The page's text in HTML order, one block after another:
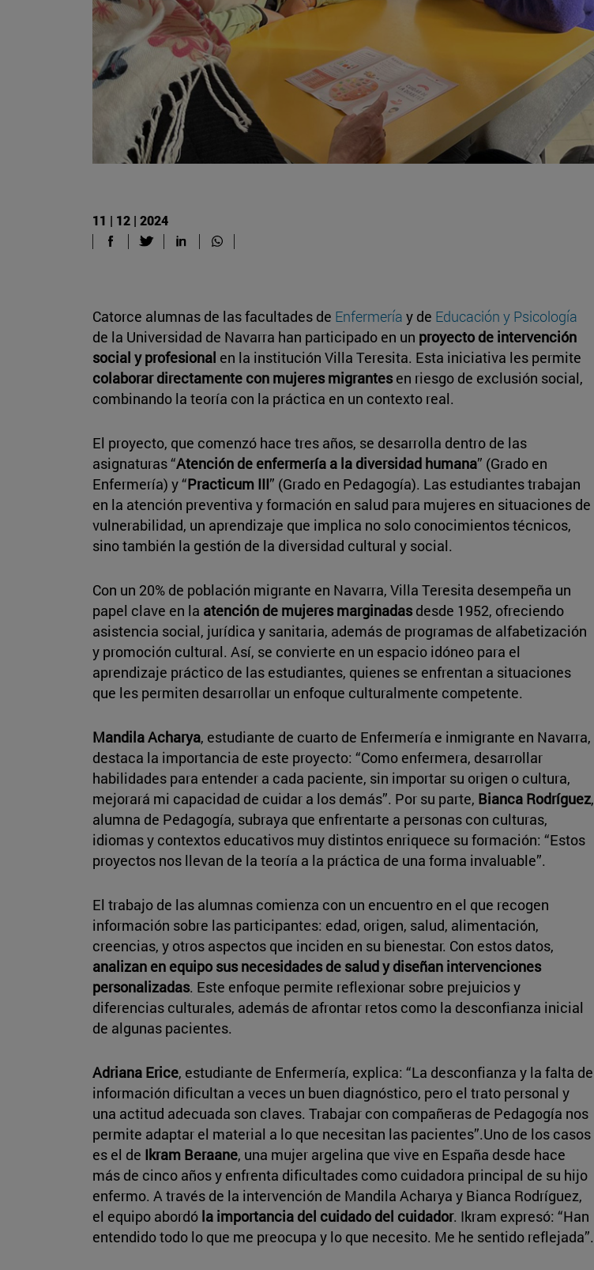
11 | 12 | 2024
Catorce alumnas de las facultades de Enfermería y de Educación y Psicología
de la Universidad de Navarra han participado en un proyecto de intervención
social y profesional en la institución Villa Teresita. Esta iniciativa les permite
colaborar directamente con mujeres migrantesen riesgo de exclusión social,
combinando la teoría con la práctica en un contexto real.
El proyecto, que comenzó hace tres años, se desarrolla dentro de las
asignaturas “Atención de enfermería a la diversidad humana” (Grado en
Enfermería) y “Practicum III” (Grado en Pedagogía). Las estudiantes trabajan
en la atención preventiva y formación en salud para mujeres en situaciones de
vulnerabilidad, un aprendizaje que implica no solo conocimientos técnicos,
sino también la gestión de la diversidad cultural y social.
Con un 20% de población migrante en Navarra, Villa Teresita desempeña un
papel clave en la atención de mujeres marginadasdesde 1952, ofreciendo
asistencia social, jurídica y sanitaria, además de programas de alfabetización
y promoción cultural. Así, se convierte en un espacio idóneo para el
aprendizaje práctico de las estudiantes, quienes se enfrentan a situaciones
que les permiten desarrollar un enfoque culturalmente competente.
Mandila Acharya, estudiante de cuarto de Enfermería e inmigrante en Navarra,
destaca la importancia de este proyecto: “Como enfermera, desarrollar
habilidades para entender a cada paciente, sin importar su origen o cultura,
mejorará mi capacidad de cuidar a los demás”. Por su parte, Bianca Rodríguez,
alumna de Pedagogía, subraya que enfrentarte a personas con culturas,
idiomas y contextos educativos muy distintos enriquece su formación: “Estos
proyectos nos llevan de la teoría a la práctica de una forma invaluable”.
El trabajo de las alumnas comienza con un encuentro en el que recogen
información sobre las participantes: edad, origen, salud, alimentación,
creencias, y otros aspectos que inciden en su bienestar. Con estos datos,
analizan en equipo sus necesidades de salud y diseñan intervenciones
personalizadas. Este enfoque permite reflexionar sobre prejuicios y
diferencias culturales, además de afrontar retos como la desconfianza inicial
de algunas pacientes.
Adriana Erice, estudiante de Enfermería, explica: “La desconfianza y la falta de
información dificultan a veces un buen diagnóstico, pero el trato personal y
una actitud adecuada son claves. Trabajar con compañeras de Pedagogía nos
permite adaptar el material a lo que necesitan las pacientes”.Uno de los casos
es el de Ikram Beraane, una mujer argelina que vive en España desde hace
más de cinco años y enfrenta dificultades como cuidadora principal de su hijo
enfermo. A través de la intervención de Mandila Acharya y Bianca Rodríguez,
el equipo abordó la importancia del cuidado del cuidador. Ikram expresó: “Han
entendido todo lo que me preocupa y lo que necesito. Me he sentido reflejada”.